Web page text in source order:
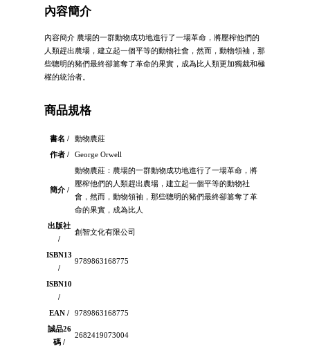
內容簡介
內容簡介 農場的一群動物成功地進行了一場革命，將壓榨他們的
人類趕出農場，建立起一個平等的動物社會，然而，動物領袖，那
些聰明的豬們最終卻篡奪了革命的果實，成為比人類更加獨裁和極
權的統治者。
商品規格
書名 /
動物農莊
作者 /
George Orwell
簡介 /
動物農莊：農場的一群動物成功地進行了一場革命，將
壓榨他們的人類趕出農場，建立起一個平等的動物社
會，然而，動物領袖，那些聰明的豬們最終卻篡奪了革
命的果實，成為比人
出版社
/
創智文化有限公司
ISBN13
/
9789863168775
ISBN10
/
EAN /
9789863168775
誠品26
碼 /
2682419073004